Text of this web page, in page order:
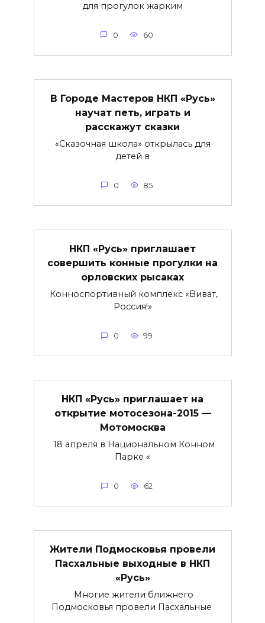
для прогулок жарким
0 60
В Городе Мастеров НКП «Русь»
научат петь, играть и
расскажут сказки
«Сказочная школа» открылась для
детей в
0 85
НКП «Русь» приглашает
совершить конные прогулки на
орловских рысаках
Конноспортивный комплекс «Виват,
Россия!»
0 99
НКП «Русь» приглашает на
открытие мотосезона-2015 —
Мотомосква
18 апреля в Национальном Конном
Парке «
0 62
Жители Подмосковья провели
Пасхальные выходные в НКП
«Русь»
Многие жители ближнего
Подмосковья провели Пасхальные